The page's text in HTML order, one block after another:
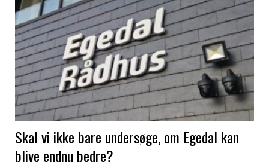
Skal vi ikke bare undersøge, om Egedal kan
blive endnu bedre?